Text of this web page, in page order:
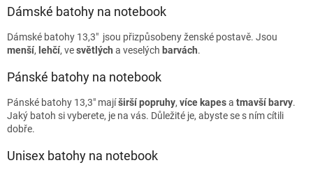
Dámské batohy na notebook
Dámské batohy 13,3" jsou přizpůsobeny ženské postavě. Jsou
menší, lehčí, vesvětlých a veselých barvách.
Pánské batohy na notebook
Pánské batohy 13,3" majíširšípopruhy, více kapesa tmavší barvy.
Jaký batoh si vyberete, je na vás. Důležité je, abyste se s ním cítili
dobře.
Unisex batohy na notebook